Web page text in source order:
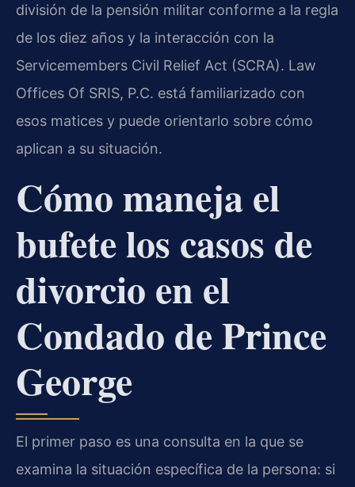
división de la pensión militar conforme a la regla
de los diez años y la interacción con la
Servicemembers Civil Relief Act (SCRA). Law
Offices Of SRIS, P.C. está familiarizado con
esos matices y puede orientarlo sobre cómo
aplican a su situación.
Cómo maneja el
bufete los casos de
divorcio en el
Condado de Prince
George
El primer paso es una consulta en la que se
examina la situación específica de la persona: si